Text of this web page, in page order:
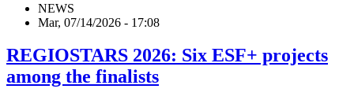
NEWS
Mar, 07/14/2026 - 17:08
REGIOSTARS 2026: Six ESF+ projects
among the finalists